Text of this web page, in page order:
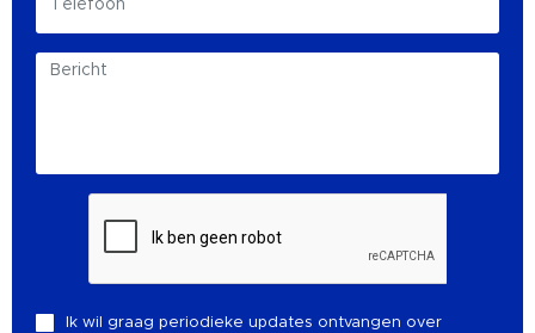
Ik wil graag periodieke updates ontvangen over